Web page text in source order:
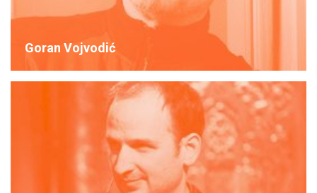
Goran Vojvodić